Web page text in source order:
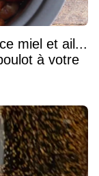
miel et ail...
à votre